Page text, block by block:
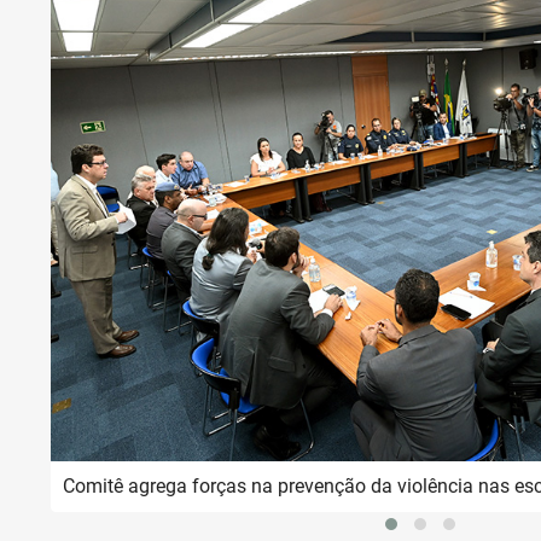
Comitê agrega forças na prevenção da violência nas